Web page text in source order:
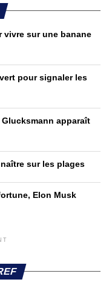
vivre sur une banane
pour signaler les
apparaît
sur les plages
Elon Musk